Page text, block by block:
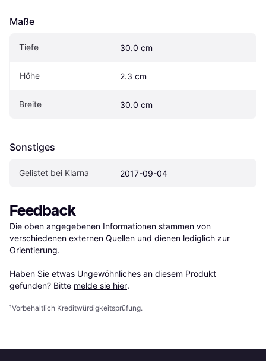
Maße
Tiefe 30.0 cm
Höhe 2.3 cm
Breite 30.0 cm
Sonstiges
Gelistet bei Klarna 2017-09-04
Feedback
Die oben angegebenen Informationen stammen von
verschiedenen externen Quellen und dienen lediglich zur
Orientierung.
Haben Sie etwas Ungewöhnliches an diesem Produkt
gefunden? Bitte melde sie hier.
¹Vorbehaltlich Kreditwürdigkeitsprüfung.